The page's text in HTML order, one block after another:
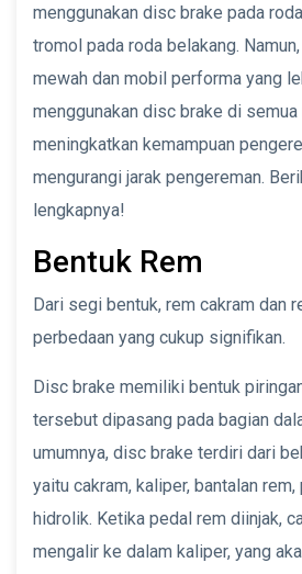
menggunakan disc brake pada
tromol pada roda belakang.
mewah dan mobil performa yang
menggunakan disc brake di semua
meningkatkan kemampuan
mengurangi jarak pengereman.
lengkapnya!
Bentuk Rem
Dari segi bentuk, rem cakram dan
perbedaan yang cukup signifikan.
Disc brake memiliki bentuk
tersebut dipasang pada bagian
umumnya, disc brake terdiri dari
yaitu cakram, kaliper, bantalan
hidrolik. Ketika pedal rem diinjak,
mengalir ke dalam kaliper, yang